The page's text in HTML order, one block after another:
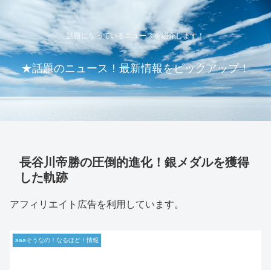
話題になっているニュースを紹介します！
★話題のニュース！最新情報をピックアップ！
長谷川帝勝の圧倒的進化！銀メダルを獲得
した軌跡
アフィリエイト広告を利用しています。
aaaそうなの！なるほど！情報